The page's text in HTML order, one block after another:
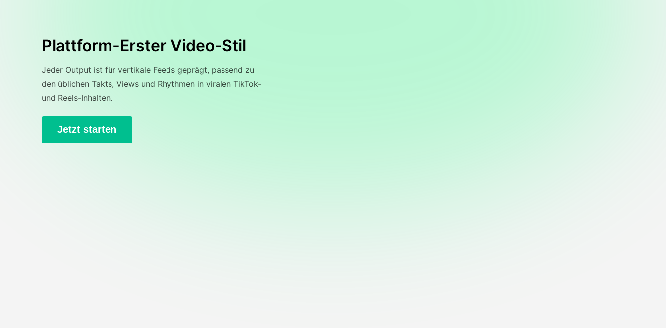
Plattform-Erster Video-Stil
Jeder Output ist für vertikale Feeds geprägt, passend zu
den üblichen Takts, Views und Rhythmen in viralen TikTok-
und Reels-Inhalten.
Jetzt starten